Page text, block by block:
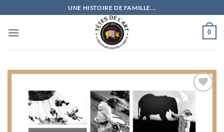
au
contenu
UNE HISTOIRE DE FAMILLE...
0
Ajouter
wishlist